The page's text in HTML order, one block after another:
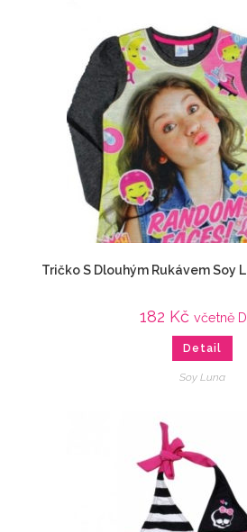
Tričko S Dlouhým Rukávem Soy
182 Kč včetně
Detail
Soy Luna